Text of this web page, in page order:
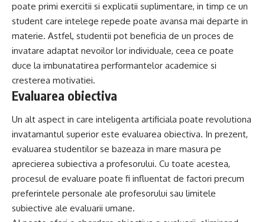
poate primi exercitii si explicatii suplimentare, in timp ce un
student care intelege repede poate avansa mai departe in
materie. Astfel, studentii pot beneficia de un proces de
invatare adaptat nevoilor lor individuale, ceea ce poate
duce la imbunatatirea performantelor academice si
cresterea motivatiei.
Evaluarea obiectiva
Un alt aspect in care inteligenta artificiala poate revolutiona
invatamantul superior este evaluarea obiectiva. In prezent,
evaluarea studentilor se bazeaza in mare masura pe
aprecierea subiectiva a profesorului. Cu toate acestea,
procesul de evaluare poate fi influentat de factori precum
preferintele personale ale profesorului sau limitele
subiective ale evaluarii umane.